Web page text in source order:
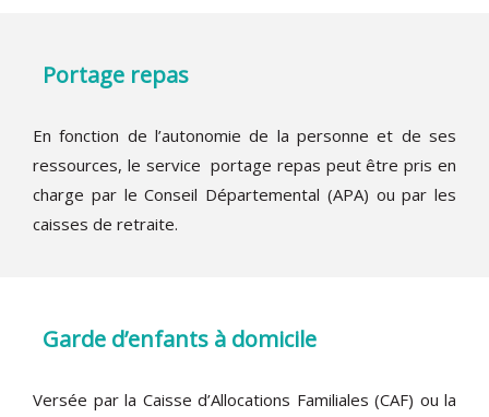
Portage repas
En fonction de l’autonomie de la personne et de ses
ressources, le service portage repas peut être pris en
charge par le Conseil Départemental (APA) ou par les
caisses de retraite.
Garde d’enfants à domicile
Versée par la Caisse d’Allocations Familiales (CAF) ou la